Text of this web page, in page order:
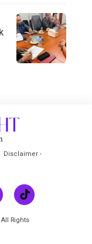
Disclaimer
Rights